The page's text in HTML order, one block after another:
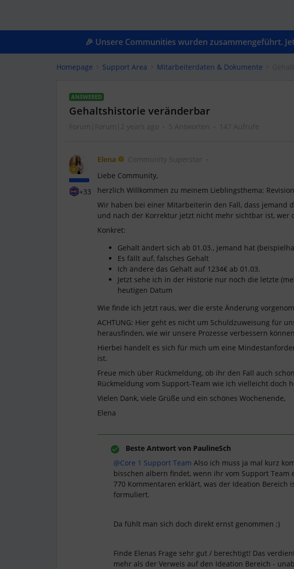
🎉 Unsere Communities wurden zusammengeführt.
Homepage Support Area Mitarbeiterdaten & Dokumente
ANSWERED
Gehaltshistorie veränderbar
Forum|Forum|2 years ago 5 Antworten 147 Aufrufe
+33
Elena
Community Superstar
Liebe Community,
herzlich Willkommen zu meinem Lieblingsthema:
Wir haben bei einer Mitarbeiterin den Fall, dass jemand
und nach der Korrektur jetzt nicht mehr sichtbar ist, wer
Konkret:
Gehalt ändert sich ab 01.03., jemand hat
Es fällt auf, falsches Gehalt
Ich ändere das Gehalt auf 1234€ ab 01.03.
Jetzt sehe ich in der Historie nur noch die letzte
heutigen Datum
Wie finde ich jetzt raus, wer die erste Änderung
ACHTUNG: Hier geht es nicht um Schuldzuweisung für
herausfinden, wie wir unsere Prozesse verbessern
Hierbei handelt es sich für mich um eine
ist.
Freue mich über Rückmeldung, ob ihr den Fall auch
Rückmeldung vom Support-Team wie ich vielleicht doch
Vielen Dank, viele Grüße und ein schönes Wochenende,
Elena
Beste Antwort von PaulineSch
@Core 1 Support Team Also ich muss ja mal kurz
bisschen albern findet, wenn ihr vom Support Team
770 Kommentaren erklärt, was der Ideation Bereich
formuliert.
Da fühlt man sich doch direkt ernst genommen ;)
Finde Elenas Frage sehr gut / berechtigt! Das
mehr als der Verweis auf den Ideation Bereich -